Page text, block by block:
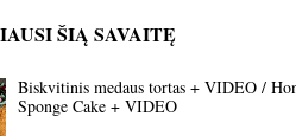
ŠIĄ SAVAITĘ
Biskvitinis medaus tortas + VIDEO /
Sponge Cake + VIDEO